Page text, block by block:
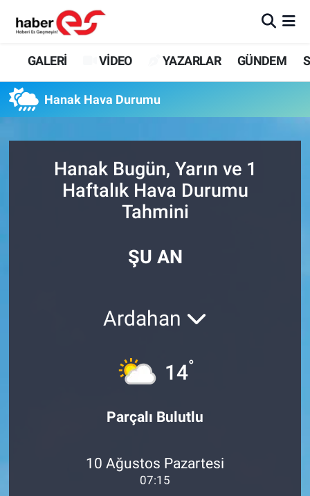
GALERİ VİDEO YAZARLAR GÜNDEM
Hanak Hava Durumu
Hanak Bugün, Yarın ve 1
Haftalık Hava Durumu
Tahmini
ŞU AN
Ardahan
14°
Parçalı Bulutlu
10 Ağustos Pazartesi
07:15
GALERİ
GÜNDEM
SİYASET
Eskişehir Nöbetçi Eczaneler
Süper Lig Puan Durumu ve Fikstür
Tüm Manşetler